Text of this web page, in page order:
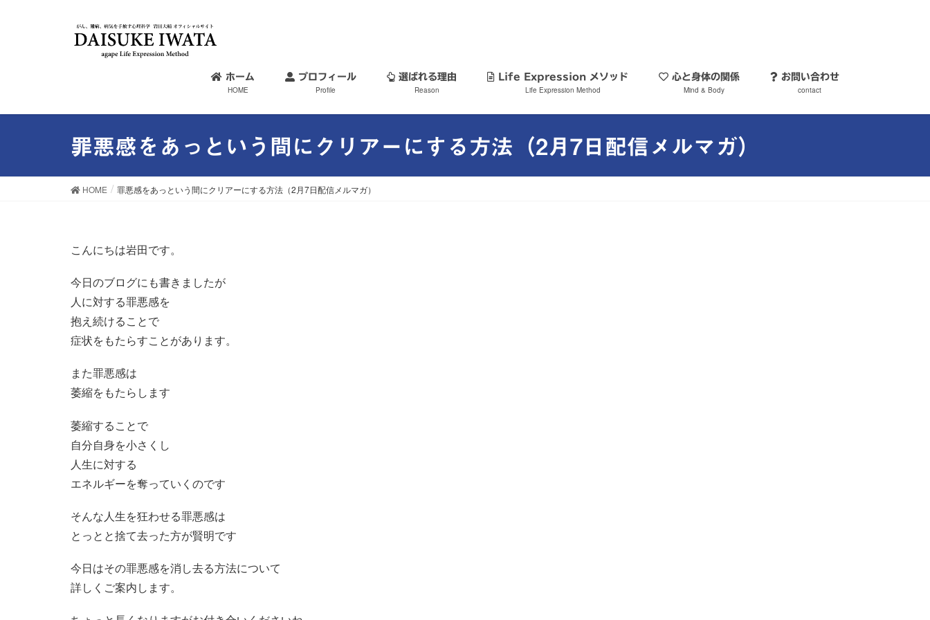
ホーム
HOME
プロフィール
Profile
選ばれる理由
Reason
Life Expression メソッド
Life Expression Method
心と身体の関係
Mind & Body
お問い合わせ
contact
罪悪感をあっという間にクリアーにする方法（2月7日配信メルマガ）
HOME 罪悪感をあっという間にクリアーにする方法（2月7日配信メルマガ）
こんにちは岩田です。
今日のブログにも書きましたが
人に対する罪悪感を
抱え続けることで
症状をもたらすことがあります。
また罪悪感は
萎縮をもたらします
萎縮することで
自分自身を小さくし
人生に対する
エネルギーを奪っていくのです
そんな人生を狂わせる罪悪感は
とっとと捨て去った方が賢明です
今日はその罪悪感を消し去る方法について
詳しくご案内します。